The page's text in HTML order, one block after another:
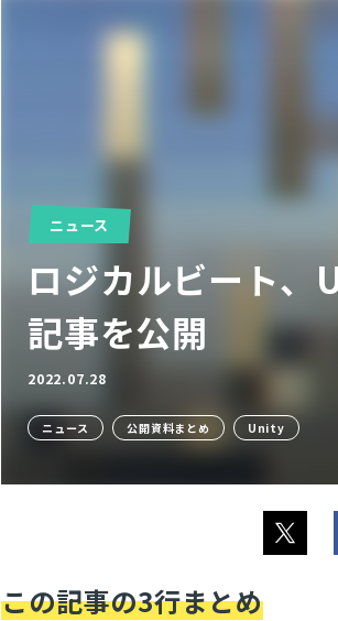
チュートリアル
見た目を良くする
インタビュー
フォートナイト
公開資料まとめ
アセットレビュー
ツール紹介
周辺機器・ハードウェア
ニュース
ロジカルビート
記事を公開
2022.07.28
ニュース 公開資料まとめ Unity
この記事の3行まとめ